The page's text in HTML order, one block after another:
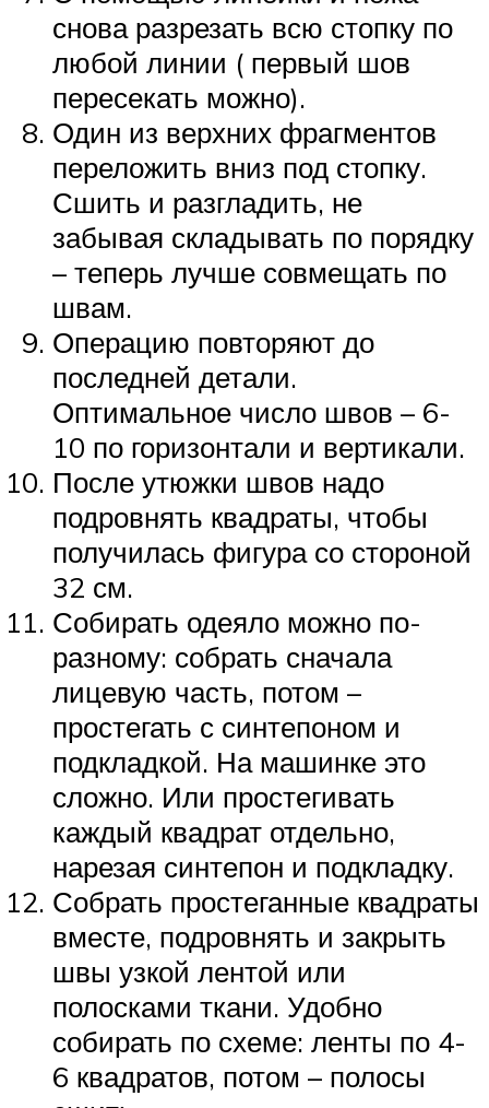
снова разрезать всю стопку по
любой линии ( первый шов
пересекать можно).
Один из верхних фрагментов
переложить вниз под стопку.
Сшить и разгладить, не
забывая складывать по порядку
– теперь лучше совмещать по
швам.
Операцию повторяют до
последней детали.
Оптимальное число швов – 6-
10 по горизонтали и вертикали.
После утюжки швов надо
подровнять квадраты, чтобы
получилась фигура со стороной
32 см.
Собирать одеяло можно по-
разному: собрать сначала
лицевую часть, потом –
простегать с синтепоном и
подкладкой. На машинке это
сложно. Или простегивать
каждый квадрат отдельно,
нарезая синтепон и подкладку.
Собрать простеганные квадраты
вместе, подровнять и закрыть
швы узкой лентой или
полосками ткани. Удобно
собирать по схеме: ленты по 4-
6 квадратов, потом – полосы